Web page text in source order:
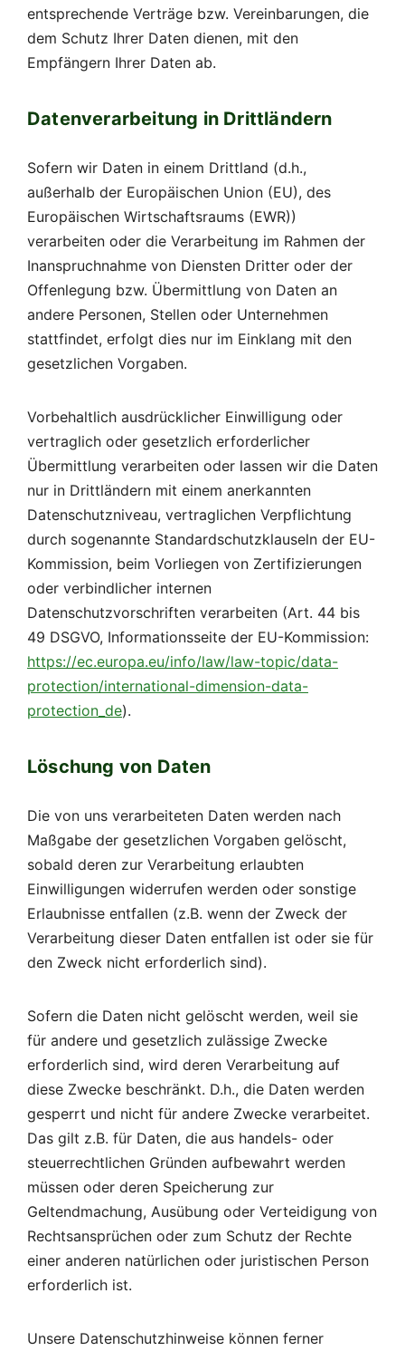
entsprechende Verträge bzw. Vereinbarungen, die
dem Schutz Ihrer Daten dienen, mit den
Empfängern Ihrer Daten ab.
Datenverarbeitung in Drittländern
Sofern wir Daten in einem Drittland (d.h.,
außerhalb der Europäischen Union (EU), des
Europäischen Wirtschaftsraums (EWR))
verarbeiten oder die Verarbeitung im Rahmen der
Inanspruchnahme von Diensten Dritter oder der
Offenlegung bzw. Übermittlung von Daten an
andere Personen, Stellen oder Unternehmen
stattfindet, erfolgt dies nur im Einklang mit den
gesetzlichen Vorgaben.
Vorbehaltlich ausdrücklicher Einwilligung oder
vertraglich oder gesetzlich erforderlicher
Übermittlung verarbeiten oder lassen wir die Daten
nur in Drittländern mit einem anerkannten
Datenschutzniveau, vertraglichen Verpflichtung
durch sogenannte Standardschutzklauseln der EU-
Kommission, beim Vorliegen von Zertifizierungen
oder verbindlicher internen
Datenschutzvorschriften verarbeiten (Art. 44 bis
49 DSGVO, Informationsseite der EU-Kommission:
https://ec.europa.eu/info/law/law-topic/data-
protection/international-dimension-data-
protection_de).
Löschung von Daten
Die von uns verarbeiteten Daten werden nach
Maßgabe der gesetzlichen Vorgaben gelöscht,
sobald deren zur Verarbeitung erlaubten
Einwilligungen widerrufen werden oder sonstige
Erlaubnisse entfallen (z.B. wenn der Zweck der
Verarbeitung dieser Daten entfallen ist oder sie für
den Zweck nicht erforderlich sind).
Sofern die Daten nicht gelöscht werden, weil sie
für andere und gesetzlich zulässige Zwecke
erforderlich sind, wird deren Verarbeitung auf
diese Zwecke beschränkt. D.h., die Daten werden
gesperrt und nicht für andere Zwecke verarbeitet.
Das gilt z.B. für Daten, die aus handels- oder
steuerrechtlichen Gründen aufbewahrt werden
müssen oder deren Speicherung zur
Geltendmachung, Ausübung oder Verteidigung von
Rechtsansprüchen oder zum Schutz der Rechte
einer anderen natürlichen oder juristischen Person
erforderlich ist.
Unsere Datenschutzhinweise können ferner